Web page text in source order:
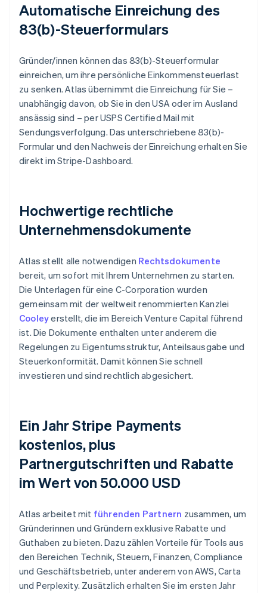
Automatische Einreichung des
83(b)-Steuerformulars
Gründer/innen können das 83(b)-Steuerformular
einreichen, um ihre persönliche Einkommensteuerlast
zu senken. Atlas übernimmt die Einreichung für Sie –
unabhängig davon, ob Sie in den USA oder im Ausland
ansässig sind – per USPS Certified Mail mit
Sendungsverfolgung. Das unterschriebene 83(b)-
Formular und den Nachweis der Einreichung erhalten Sie
direkt im Stripe-Dashboard.
Hochwertige rechtliche
Unternehmensdokumente
Atlas stellt alle notwendigen Rechtsdokumente
bereit, um sofort mit Ihrem Unternehmen zu starten.
Die Unterlagen für eine C-Corporation wurden
gemeinsam mit der weltweit renommierten Kanzlei
Cooleyerstellt, die im Bereich Venture Capital führend
ist. Die Dokumente enthalten unter anderem die
Regelungen zu Eigentumsstruktur, Anteilsausgabe und
Steuerkonformität. Damit können Sie schnell
investieren und sind rechtlich abgesichert.
Ein Jahr Stripe Payments
kostenlos, plus
Partnergutschriften und Rabatte
im Wert von 50.000 USD
Atlas arbeitet mit führenden Partnern zusammen, um
Gründerinnen und Gründern exklusive Rabatte und
Guthaben zu bieten. Dazu zählen Vorteile für Tools aus
den Bereichen Technik, Steuern, Finanzen, Compliance
und Geschäftsbetrieb, unter anderem von AWS, Carta
und Perplexity. Zusätzlich erhalten Sie im ersten Jahr